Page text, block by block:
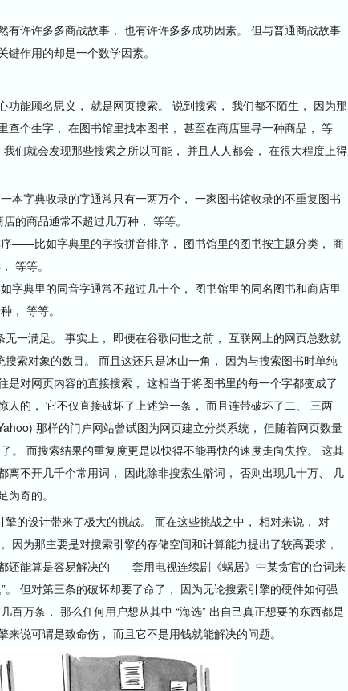
许许多多商战故事， 也有许许多多成功因素。 但与普通商战故事
作用的却是一个数学因素。
能顾名思义， 就是网页搜索。 说到搜索， 我们都不陌生， 因为那
查个生字， 在图书馆里找本图书， 甚至在商店里寻一种商品， 等
们就会发现那些搜索之所以可能， 并且人人都会， 在很大程度上得
字典收录的字通常只有一两万个， 一家图书馆收录的不重复图书
的商品通常不超过几万种， 等等。
——比如字典里的字按拼音排序， 图书馆里的图书按主题分类， 商
等等。
典里的同音字通常不超过几十个， 图书馆里的同名图书和商店里
， 等等。
一满足。 事实上， 即便在谷歌问世之前， 互联网上的网页总数就
索对象的数目。 而且这还只是冰山一角， 因为与搜索图书时单纯
是对网页内容的直接搜索， 这相当于将图书里的每一个字都变成了
人的， 它不仅直接破坏了上述第一条， 而且连带破坏了二、 三两
那样的门户网站曾试图为网页建立分类系统， 但随着网页数量
。 而搜索结果的重复度更是以快得不能再快的速度走向失控。 这其
离不开几千个常用词， 因此除非搜索生僻词， 否则出现几十万、 几
奇的。
的设计带来了极大的挑战。 而在这些挑战之中， 相对来说， 对
因为那主要是对搜索引擎的存储空间和计算能力提出了较高要求，
还能算是容易解决的——套用电视连续剧《蜗居》中某贪官的台词来
。 但对第三条的破坏却要了命了， 因为无论搜索引擎的硬件如何强
百万条， 那么任何用户想从其中 “海选” 出自己真正想要的东西都是
说可谓是致命伤， 而且它不是用钱就能解决的问题。